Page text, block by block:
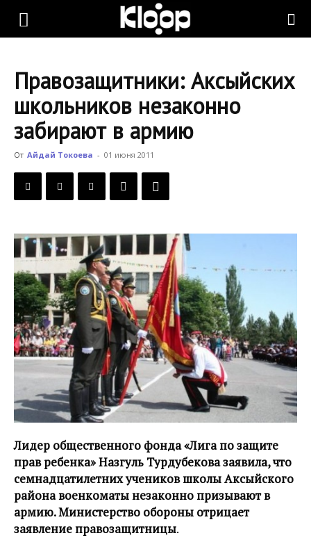
KLOOP.KG
Новости
Кыргызстана
Правозащитники: Аксыйских
школьников незаконно
забирают в армию
От Айдай Токоева - 01 июня 2011
Лидер общественного фонда «Лига по защите
прав ребенка» Назгуль Турдубекова заявила, что
семнадцатилетних учеников школы Аксыйского
района военкоматы незаконно призывают в
армию. Министерство обороны отрицает
заявление правозащитницы.